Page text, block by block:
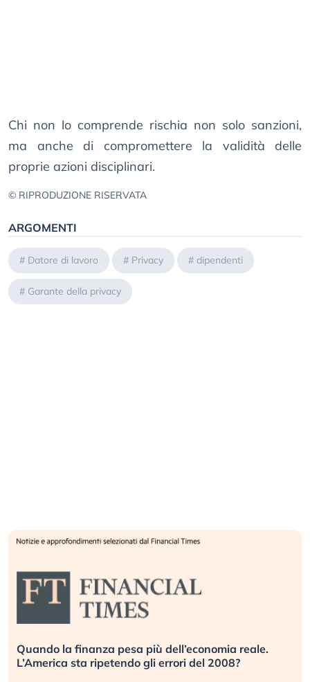
Chi non lo comprende rischia non solo sanzioni,
ma anche di compromettere la validità delle
proprie azioni disciplinari.
© RIPRODUZIONE RISERVATA
ARGOMENTI
# Datore di lavoro # Privacy # dipendenti
# Garante della privacy
Quando la finanza pesa più dell’economia reale.
L’America sta ripetendo gli errori del 2008?